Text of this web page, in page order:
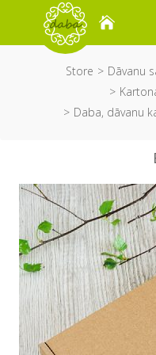
Store Dāvanu
Daba, dāvanu